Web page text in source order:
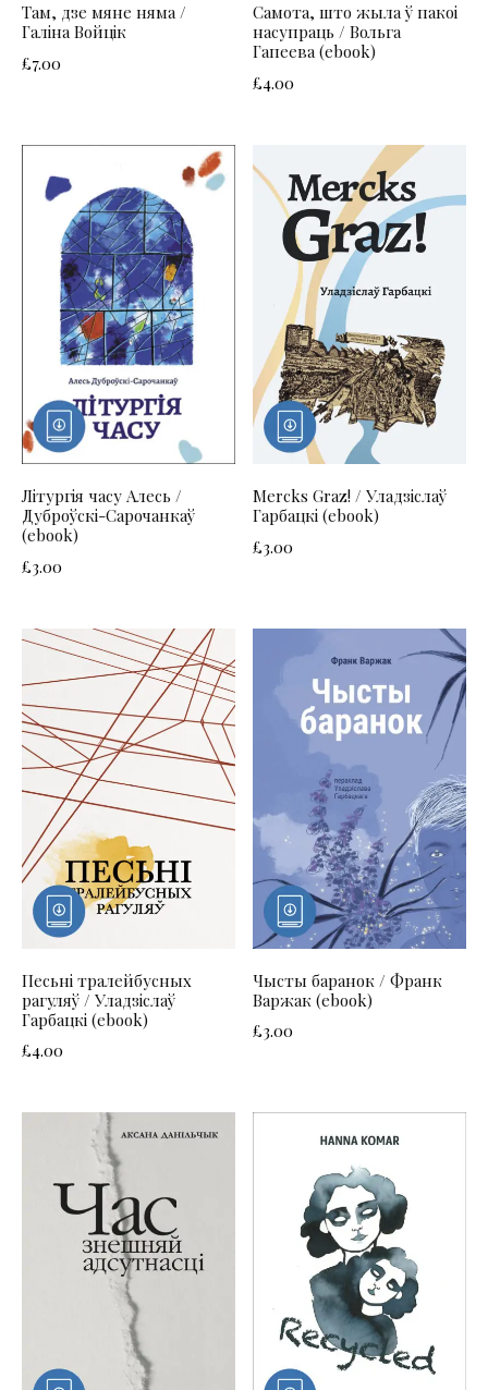
Там, дзе мяне няма /
Галіна Войцік
£7.00
Самота, што жыла ў пакоі
насупраць / Вольга
Гапеева (ebook)
£4.00
Літургія часу Алесь /
Дуброўскі-Сарочанкаў
(ebook)
£3.00
Mercks Graz! / Уладзіслаў
Гарбацкі (ebook)
£3.00
Песьні тралейбусных
рагуляў / Уладзіслаў
Гарбацкі (ebook)
£4.00
Чысты баранок / Франк
Варжак (ebook)
£3.00